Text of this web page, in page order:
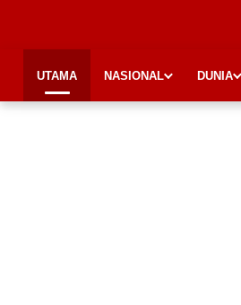
UTAMA NASIONAL DUNIA